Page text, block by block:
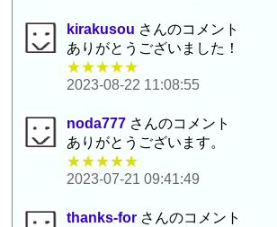
kirakusou さんのコメント
ありがとうございました！
★★★★★
2023-08-22 11:08:55
noda777 さんのコメント
ありがとうございます。
★★★★★
2023-07-21 09:41:49
thanks-for さんのコメント